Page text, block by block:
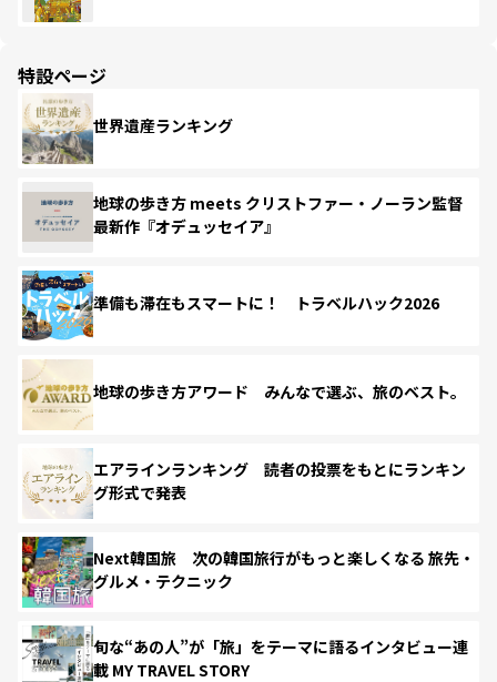
特設ページ
世界遺産ランキング
地球の歩き方 meets クリストファー・ノーラン監督
最新作『オデュッセイア』
準備も滞在もスマートに！ トラベルハック2026
地球の歩き方アワード みんなで選ぶ、旅のベスト。
エアラインランキング 読者の投票をもとにランキン
グ形式で発表
Next韓国旅 次の韓国旅行がもっと楽しくなる 旅先・
グルメ・テクニック
旬な“あの人”が「旅」をテーマに語るインタビュー連
載 MY TRAVEL STORY